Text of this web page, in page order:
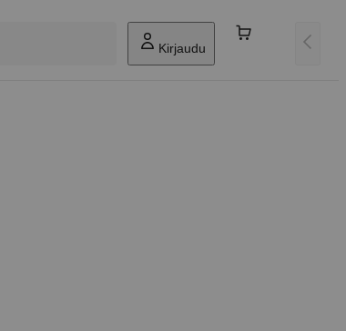
Kirjaudu